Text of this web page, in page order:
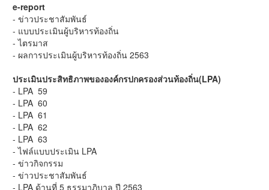
e-report
- ข่าวประชาสัมพันธ์
- แบบประเมินผู้บริหารท้องถิ่น
- ไตรมาส
- ผลการประเมินผู้บริหารท้องถิ่น 2563
ประเมินประสิทธิภาพขององค์กรปกครองส่วนท้องถิ่น(LPA)
- LPA 59
- LPA 60
- LPA 61
- LPA 62
- LPA 63
- ไฟล์แบบประเมิน LPA
- ข่าวกิจกรรม
- ข่าวประชาสัมพันธ์
- LPA ด้านที่ 5 ธรรมาภิบาล ปี 2563